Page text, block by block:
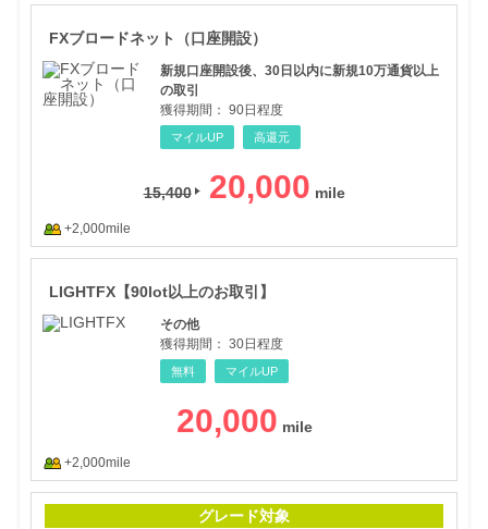
FXブロードネット（口座開設）
新規口座開設後、30日以内に新規10万通貨以上
の取引
獲得期間： 90日程度
マイルUP 高還元
15,400 20,000
+2,000mile
LIGHTFX【90lot以上のお取引】
その他
獲得期間： 30日程度
無料 マイルUP
20,000
+2,000mile
グレード対象